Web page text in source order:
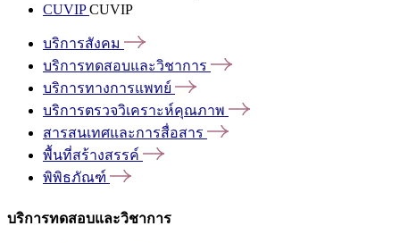
CUVIPCUVIP
บริการสังคม
บริการทดสอบและวิชาการ
บริการทางการแพทย์
บริการตรวจวิเคราะห์คุณภาพ
สารสนเทศและการสื่อสาร
พื้นที่สร้างสรรค์
พิพิธภัณฑ์
บริการทดสอบและวิชาการ